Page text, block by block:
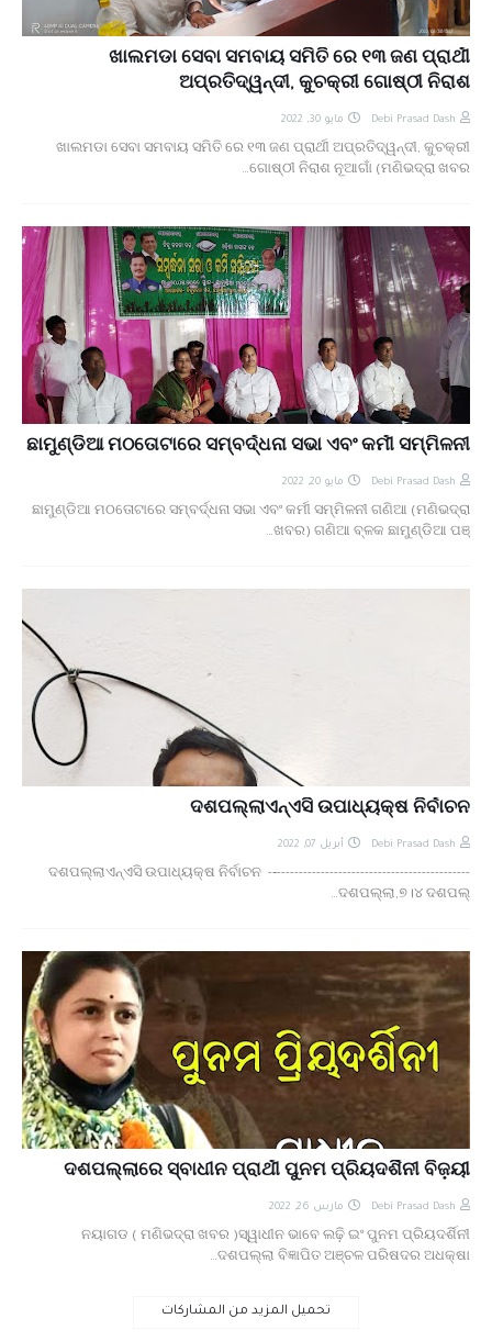
ଖାଲମଡା ସେବା ସମବାୟ ସମିତି ରେ ୧୩ ଜଣ ପ୍ରାର୍ଥୀ
ଅପ୍ରତିଦ୍ୱନ୍ଦୀ, କୁଚକ୍ରୀ ଗୋଷ୍ଠୀ ନିରାଶ
Debi Prasad Dash مايو 30, 2022
ଖାଲମଡା ସେବା ସମବାୟ ସମିତି ରେ ୧୩ ଜଣ ପ୍ରାର୍ଥୀ ଅପ୍ରତିଦ୍ୱନ୍ଦୀ, କୁଚକ୍ରୀ
ଗୋଷ୍ଠୀ ନିରାଶ ନୂଆଗାଁ (ମଣିଭଦ୍ରା ଖବର…
ଛାମୁଣ୍ଡିଆ ମଠତୋଟାରେ ସମ୍ବର୍ଦ୍ଧନା ସଭା ଏବଂ କର୍ମୀ ସମ୍ମିଳନୀ
Debi Prasad Dash مايو 20, 2022
ଛାମୁଣ୍ଡିଆ ମଠତୋଟାରେ ସମ୍ବର୍ଦ୍ଧନା ସଭା ଏବଂ କର୍ମୀ ସମ୍ମିଳନୀ ଗଣିଆ (ମଣିଭଦ୍ରା
ଖବର) ଗଣିଆ ବ୍ଳକ ଛାମୁଣ୍ଡିଆ ପଞ୍…
ଦଶପଲ୍ଲାଏନ୍ଏସି ଉପାଧ୍ୟକ୍ଷ ନିର୍ବାଚନ
Debi Prasad Dash أبريل 07, 2022
ଦଶପଲ୍ଲାଏନ୍ଏସି ଉପାଧ୍ୟକ୍ଷ ନିର୍ବାଚନ -‐--------------------------------------------
ଦଶପଲ୍ଲା,୭।୪ ଦଶପଲ୍…
ଦଶପଲ୍ଲାରେ ସ୍ବାଧୀନ ପ୍ରାର୍ଥୀ ପୁନମ ପ୍ରିୟଦର୍ଶିନୀ ବିଜ଼ୟୀ
Debi Prasad Dash مارس 26, 2022
ନୟାଗଡ ( ମଣିଭଦ୍ରା ଖବର )ସ୍ୱାଧୀନ ଭାବେ ଲଢ଼ି ଇଂ ପୁନମ ପ୍ରିୟଦର୍ଶିନୀ
ଦଶପଲ୍ଲା ବିଜ୍ଞାପିତ ଅଞ୍ଚଳ ପରିଷଦର ଅଧକ୍ଷା…
تحميل المزيد من المشاركات